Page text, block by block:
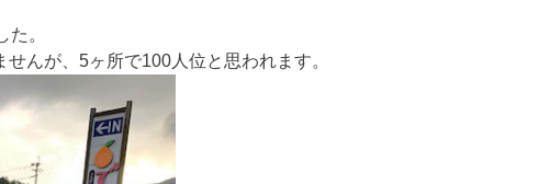
。
んが、5ヶ所で100人位と思われます。